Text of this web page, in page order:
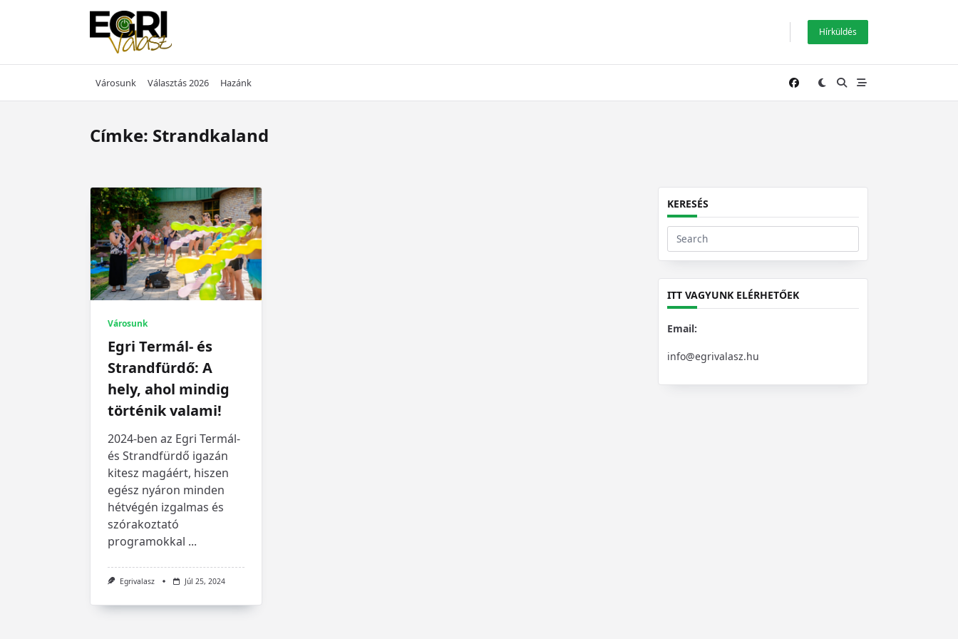
Hírküldés
Városunk Választás 2026 Hazánk
Címke: Strandkaland
Városunk
Egri Termál- és
Strandfürdő: A
hely, ahol mindig
történik valami!
2024-ben az Egri Termál-
és Strandfürdő igazán
kitesz magáért, hiszen
egész nyáron minden
hétvégén izgalmas és
szórakoztató
programokkal ...
Egrivalasz Júl 25, 2024
KERESÉS
Search
for:
ITT VAGYUNK ELÉRHETŐEK
Email:
info@egrivalasz.hu